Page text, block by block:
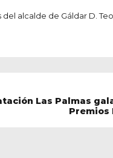
alcalde de Gáldar D.
Las Palmas
Premios